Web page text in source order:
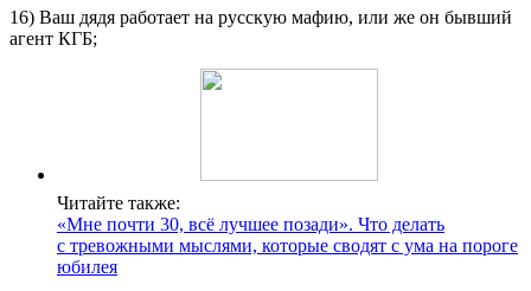
16) Ваш дядя работает на русскую мафию, или же он бывший
агент КГБ;
Читайте также:
«Мне почти 30, всё лучшее позади». Что делать
с тревожными мыслями, которые сводят с ума на пороге
юбилея